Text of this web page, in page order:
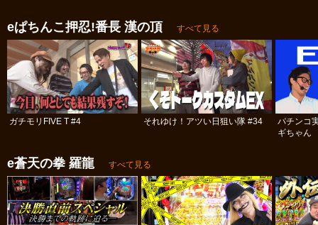
eぱちんこ押忍!番長 漢の頂 すべて見る
ガチモリFIVE T #4 それゆけ！アツい日狙い隊 #34
パチンコ
ギちゃん
e蒼天の拳 羅龍 すべて見る